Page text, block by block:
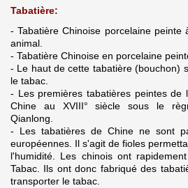
Tabatière:
- Tabatière Chinoise porcelaine peinte
animal.
- Tabatière Chinoise en porcelaine
- Le haut de cette tabatière (bouchon)
le tabac.
- Les premières tabatières peintes de
Chine au XVIII° siècle sous le
Qianlong.
- Les tabatières de Chine ne sont
européennes. Il s'agit de fioles
l'humidité. Les chinois ont
Tabac. Ils ont donc fabriqué des
transporter le tabac.